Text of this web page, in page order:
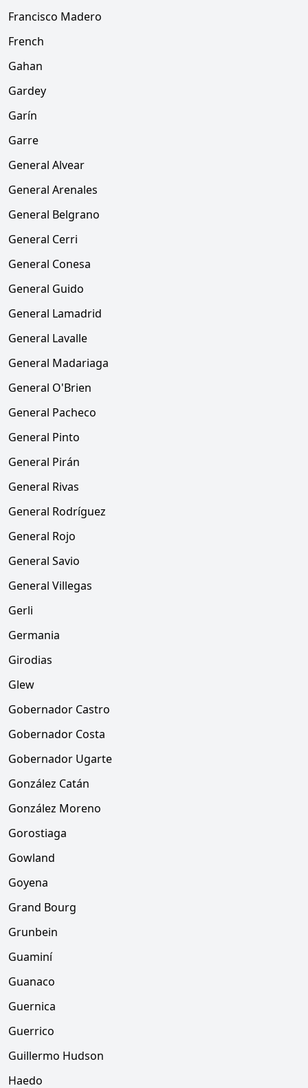
Francisco Madero
French
Gahan
Gardey
Garín
Garre
General Alvear
General Arenales
General Belgrano
General Cerri
General Conesa
General Guido
General Lamadrid
General Lavalle
General Madariaga
General O'Brien
General Pacheco
General Pinto
General Pirán
General Rivas
General Rodríguez
General Rojo
General Savio
General Villegas
Gerli
Germania
Girodias
Glew
Gobernador Castro
Gobernador Costa
Gobernador Ugarte
González Catán
González Moreno
Gorostiaga
Gowland
Goyena
Grand Bourg
Grunbein
Guaminí
Guanaco
Guernica
Guerrico
Guillermo Hudson
Haedo